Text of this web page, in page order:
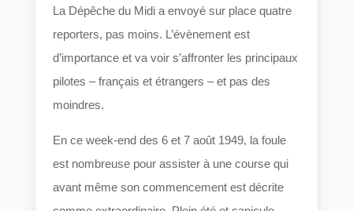
La Dépêche du Midi a envoyé sur place quatre
reporters, pas moins. L’évènement est
d’importance et va voir s’affronter les principaux
pilotes – français et étrangers – et pas des
moindres.
En ce week-end des 6 et 7 août 1949, la foule
est nombreuse pour assister à une course qui
avant même son commencement est décrite